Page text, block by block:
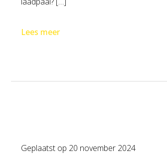
Lees meer
Geplaatst op 20 november 2024